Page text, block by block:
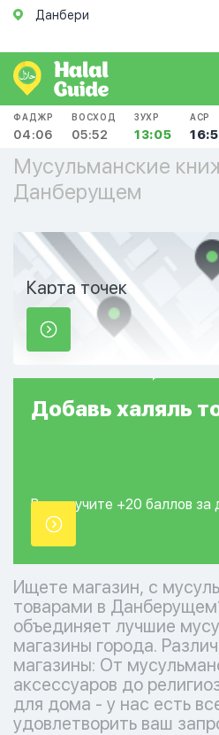
Данбери
ФАДЖР
04:06
ВОСХОД
05:52
ЗУХР
13:05
АСР
Мусульманские
Данберущем
Карта точек
Добавь халяль
Вы получите +20 баллов за
точки.
Ищете магазин, с
товарами в
объединяет лучшие
магазины города.
магазины: От
аксессуаров до
для дома - у нас есть
удовлетворить ваш